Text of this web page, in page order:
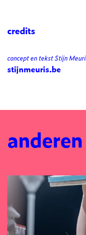
credits
concept en tekst Stijn
stijnmeuris.be